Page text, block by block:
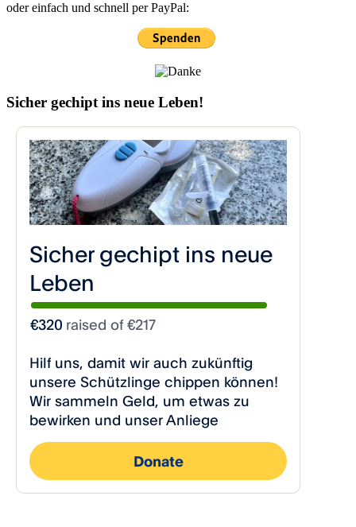
oder einfach und schnell per PayPal:
Sicher gechipt ins neue Leben!